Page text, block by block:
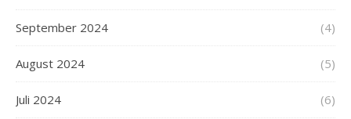
September 2024 (4)
August 2024 (5)
Juli 2024 (6)